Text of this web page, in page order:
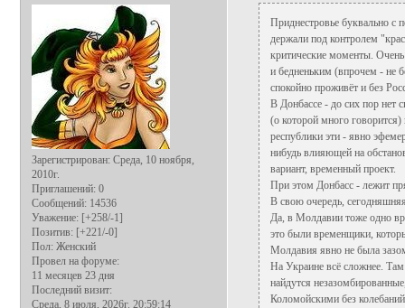
Зарегистрирован: Среда, 10 ноября,
2010г.
Приглашений: 0
Сообщений: 14536
Уважение: [+258/-1]
Позитив: [+221/-0]
Пол: Женский
Провел на форуме:
11 месяцев 23 дня
Последний визит:
Среда, 8 июля, 2026г. 20:59:14
Приднестровье буквально с
держали под контролем
критические моменты.
и бедненьким (впрочем - не
спокойно проживёт и без
В Донбассе - до сих пор нет
(о которой много
республики эти - явно
нибудь влияющей на
вариант, временный проект.
При этом Донбасс - лежит
В свою очередь,
Да, в Молдавии тоже одно
это были временщики,
Молдавия явно не была
На Украине всё сложнее.
найдутся
Коломойскими без